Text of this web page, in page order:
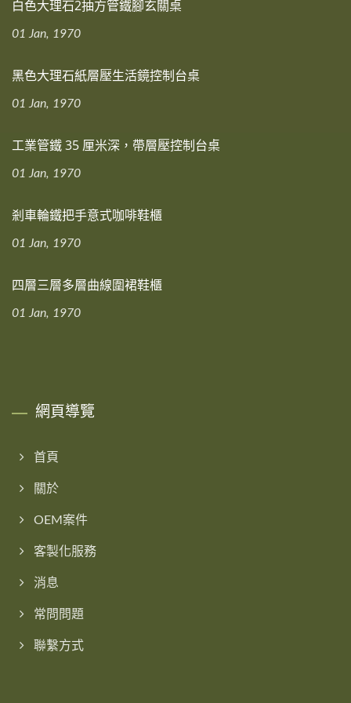
白色大理石2抽方管鐵腳玄關桌
01 Jan, 1970
黑色大理石紙層壓生活鏡控制台桌
01 Jan, 1970
工業管鐵 35 厘米深，帶層壓控制台桌
01 Jan, 1970
剎車輪鐵把手意式咖啡鞋櫃
01 Jan, 1970
四層三層多層曲線圍裙鞋櫃
01 Jan, 1970
網頁導覽
首頁
關於
OEM案件
客製化服務
消息
常問問題
聯繫方式